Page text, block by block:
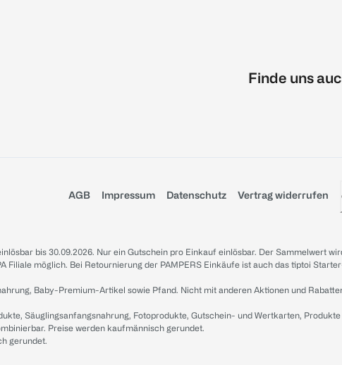
Finde uns
AGB Impressum Datenschutz Vertrag widerrufen
bis 30.09.2026. Nur ein Gutschein pro Einkauf einlösbar. Der Sammelwert
Filiale möglich. Bei Retournierung der PAMPERS Einkäufe ist auch das tiptoi
Baby-Premium-Artikel sowie Pfand. Nicht mit anderen Aktionen und
Säuglingsanfangsnahrung, Fotoprodukte, Gutschein- und Wertkarten,
Preise werden kaufmännisch gerundet.
gerundet.